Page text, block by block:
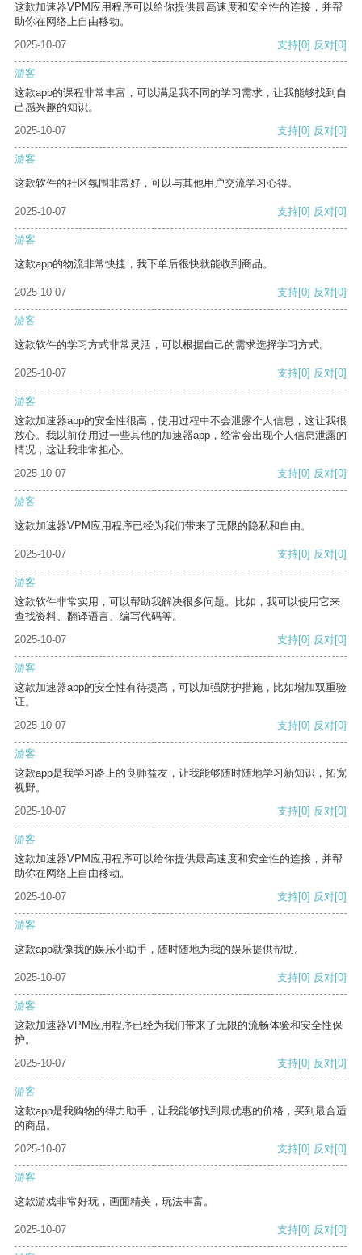
这款加速器VPM应用程序可以给你提供最高速度和安全性的连接，并帮
助你在网络上自由移动。
2025-10-07
支持[0] 反对[0]
游客
这款app的课程非常丰富，可以满足我不同的学习需求，让我能够找到自
己感兴趣的知识。
2025-10-07
支持[0] 反对[0]
游客
这款软件的社区氛围非常好，可以与其他用户交流学习心得。
2025-10-07 支持[0] 反对[0]
游客
这款app的物流非常快捷，我下单后很快就能收到商品。
2025-10-07 支持[0] 反对[0]
游客
这款软件的学习方式非常灵活，可以根据自己的需求选择学习方式。
2025-10-07 支持[0] 反对[0]
游客
这款加速器app的安全性很高，使用过程中不会泄露个人信息，这让我很
放心。我以前使用过一些其他的加速器app，经常会出现个人信息泄露的
情况，这让我非常担心。
2025-10-07
支持[0] 反对[0]
游客
这款加速器VPM应用程序已经为我们带来了无限的隐私和自由。
2025-10-07 支持[0] 反对[0]
游客
这款软件非常实用，可以帮助我解决很多问题。比如，我可以使用它来
查找资料、翻译语言、编写代码等。
2025-10-07
支持[0] 反对[0]
游客
这款加速器app的安全性有待提高，可以加强防护措施，比如增加双重验
证。
2025-10-07
支持[0] 反对[0]
游客
这款app是我学习路上的良师益友，让我能够随时随地学习新知识，拓宽
视野。
2025-10-07
支持[0] 反对[0]
游客
这款加速器VPM应用程序可以给你提供最高速度和安全性的连接，并帮
助你在网络上自由移动。
2025-10-07
支持[0] 反对[0]
游客
这款app就像我的娱乐小助手，随时随地为我的娱乐提供帮助。
2025-10-07 支持[0] 反对[0]
游客
这款加速器VPM应用程序已经为我们带来了无限的流畅体验和安全性保
护。
2025-10-07
支持[0] 反对[0]
游客
这款app是我购物的得力助手，让我能够找到最优惠的价格，买到最合适
的商品。
2025-10-07
支持[0] 反对[0]
游客
这款游戏非常好玩，画面精美，玩法丰富。
2025-10-07 支持[0] 反对[0]